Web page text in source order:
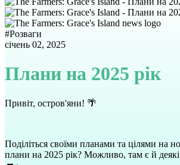
#Розваги
січень 02, 2025
Плани на 2025 рік
Привіт, остров'яни! 🌴
Поділіться своїми планами та цілями на
плани на 2025 рік? Можливо, там є й деякі